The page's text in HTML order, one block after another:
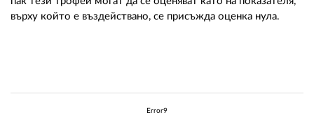
върху който е въздействано, се присъжда оценка нула.
Error9